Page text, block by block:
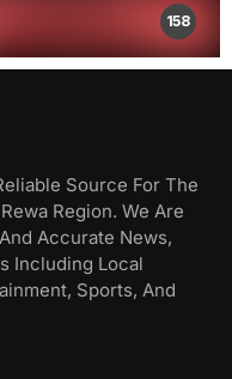
158
Source For The
Region. We Are
Accurate News,
Including Local
Sports, And